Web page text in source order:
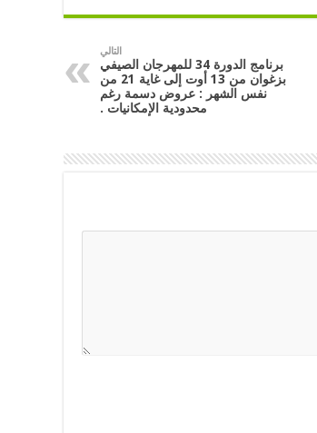
التالي
برنامج الدورة 34 للمهرجان الصيفي
بزغوان من 13 أوت إلى غاية 21 من
نفس الشهر : عروض دسمة رغم
محدودية الإمكانيات .